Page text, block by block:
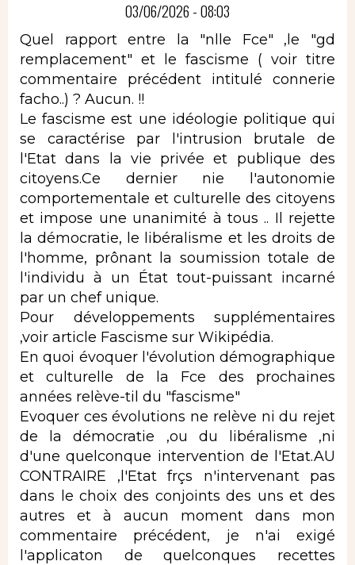
03/06/2026 - 08:03
Quel rapport entre la "nlle Fce" ,le "gd
remplacement" et le fascisme ( voir titre
commentaire précédent intitulé connerie
facho..) ? Aucun. !!
Le fascisme est une idéologie politique qui
se caractérise par l'intrusion brutale de
l'Etat dans la vie privée et publique des
citoyens.Ce dernier nie l'autonomie
comportementale et culturelle des citoyens
et impose une unanimité à tous .. Il rejette
la démocratie, le libéralisme et les droits de
l'homme, prônant la soumission totale de
l'individu à un État tout-puissant incarné
par un chef unique.
Pour développements supplémentaires
,voir article Fascisme sur Wikipédia.
En quoi évoquer l'évolution démographique
et culturelle de la Fce des prochaines
années relève-til du "fascisme"
Evoquer ces évolutions ne relève ni du rejet
de la démocratie ,ou du libéralisme ,ni
d'une quelconque intervention de l'Etat.AU
CONTRAIRE ,l'Etat frçs n'intervenant pas
dans le choix des conjoints des uns et des
autres et à aucun moment dans mon
commentaire précédent, je n'ai exigé
l'applicaton de quelconques recettes